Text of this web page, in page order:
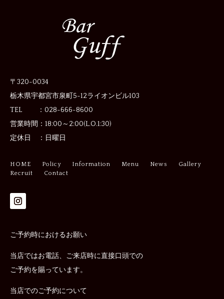
〒320-0034
栃木県宇都宮市泉町5-12ライオンビル103
TEL ：028-666-8600
営業時間： 18:00～2:00(L.O.1:30)
定休日 ： 日曜日
HOME Policy Information Menu News
Gallery
Recruit
Contact
ご予約時におけるお願い
当店ではお電話、ご来店時に直接口頭での
ご予約を賜っています。
当店でのご予約について